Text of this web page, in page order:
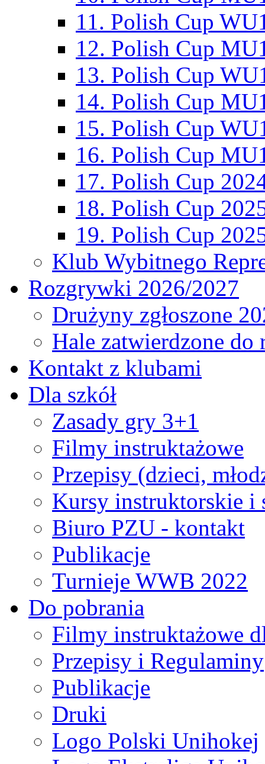
11. Polish Cup
12. Polish Cup
13. Polish Cup
14. Polish Cup
15. Polish Cup
16. Polish Cup
17. Polish Cup
18. Polish Cup
19. Polish Cup
Klub Wybitnego
Rozgrywki 2026/2027
Drużyny zgłoszone
Hale zatwierdzone
Kontakt z klubami
Dla szkół
Zasady gry 3+1
Filmy instruktażowe
Przepisy (dzieci,
Kursy instruktorskie i
Biuro PZU - kontakt
Publikacje
Turnieje WWB 2022
Do pobrania
Filmy instruktażowe
Przepisy i Regulaminy
Publikacje
Druki
Logo Polski Unihokej